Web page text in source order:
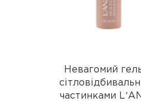
Невагомий гель
частинками